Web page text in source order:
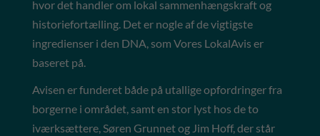
hvor det handler om lokal sammenhængskraft og
historiefortælling. Det er nogle af de vigtigste
ingredienser i den DNA, som Vores LokalAvis er
baseret på.
Avisen er funderet både på utallige opfordringer fra
borgerne i området, samt en stor lyst hos de to
iværksættere, Søren Grunnet og Jim Hoff, der står